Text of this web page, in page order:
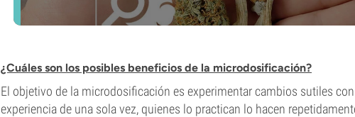
¿Cuáles son los posibles beneficios de la microdosificación?
El objetivo de la microdosificación es experimentar cambios sutiles
experiencia de una sola vez, quienes lo practican lo hacen